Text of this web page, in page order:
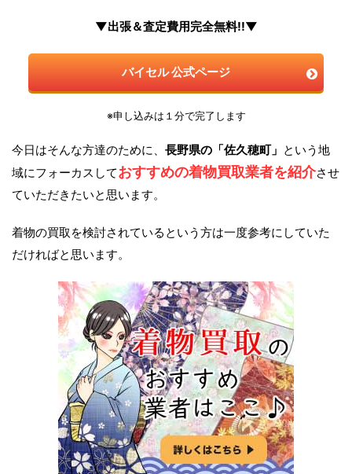
▼出張＆査定費用完全無料!!▼
バイセル 公式ページ
※申し込みは１分で完了します
今日はそんな方達のために、 長野県の「佐久穂町」 という地
域にフォーカスしておすすめの着物買取業者を紹介させ
ていただきたいと思います。
着物の買取を検討されているという方は一度参考にしていた
だければと思います。